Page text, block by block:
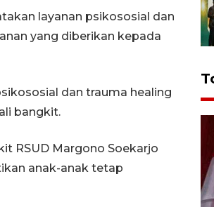
layanan psikososial dan
yang diberikan kepada
dan trauma healing
bangkit.
RSUD Margono Soekarjo
anak-anak tetap